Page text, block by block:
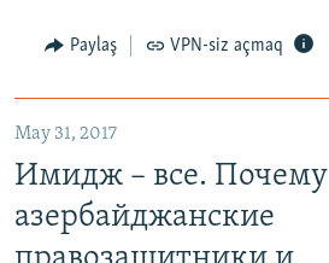
Paylaş VPN-siz açmaq
May 31, 2017
Имидж – все. Почему
азербайджанские